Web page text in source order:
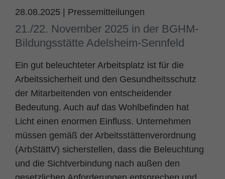
28.08.2025 Pressemitteilungen
21./22. November 2025 in der BGHM-
Bildungsstätte Adelsheim-Sennfeld
Ein gut beleuchteter Arbeitsplatz ist für die
Arbeitssicherheit und den Gesundheitsschutz
der Mitarbeitenden von entscheidender
Bedeutung. Auch auf das Wohlbefinden hat
Licht einen enormen Einfluss. Unternehmen
müssen gemäß der Arbeitsstättenverordnung
(ArbStättV) sicherstellen, dass die Beleuchtung
und die Sichtverbindung nach außen den
mithilfe derer der eingeloggte User
geschützten Bereichen zu gewähren.
Name PHPSESSID
Laufzeit Ende der Sitzung